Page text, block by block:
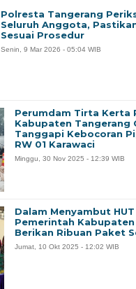
Polresta Tangerang
Seluruh Anggota,
Sesuai Prosedur
Senin, 9 Mar 2026 - 05:04 WIB
Perumdam Tirta Kerta
Kabupaten Tangerang
Tanggapi Kebocoran
RW 01 Karawaci
Minggu, 30 Nov 2025 - 12:39 WIB
Dalam Menyambut
Pemerintah
Berikan Ribuan Paket
Jumat, 10 Okt 2025 - 12:02 WIB